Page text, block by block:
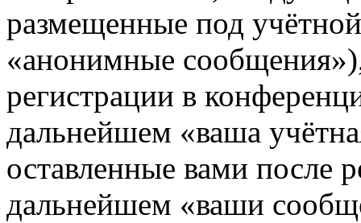
размещенные под
«анонимные
регистрации в
дальнейшем «ваша
оставленные вами после
дальнейшем «ваши